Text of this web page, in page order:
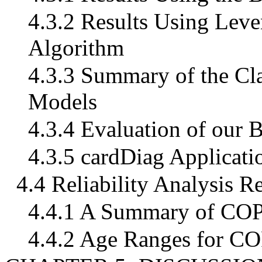
4.3.2 Results Using
Algorithm
4.3.3 Summary of the
Models
4.3.4 Evaluation of our
4.3.5 cardDiag
4.4 Reliability Analysis
4.4.1 A Summary of
4.4.2 Age Ranges for